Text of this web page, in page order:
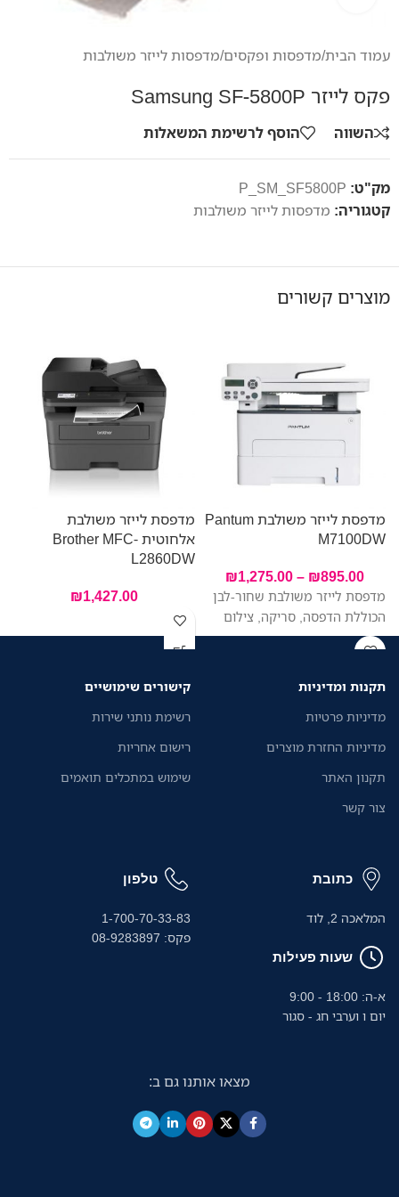
עמוד הבית/מדפסות ופקסים/מדפסות לייזר משולבות
פקס לייזר Samsung SF-5800P
השווה הוסף לרשימת המשאלות
מק"ט: P_SM_SF5800P
קטגוריה: מדפסות לייזר משולבות
מוצרים קשורים
מדפסת לייזר משולבת Pantum
M7100DW
₪895.00
–
₪1,275.00
מדפסת לייזר משולבת שחור-לבן
הכוללת הדפסה, סריקה, צילום
מדפסת לייזר משולבת
אלחוטית Brother MFC-
L2860DW
₪1,427.00
תקנות ומדיניות
מדיניות פרטיות
מדיניות החזרת מוצרים
תקנון האתר
צור קשר
קישורים שימושיים
רשימת נותני שירות
רישום אחריות
שימוש במתכלים תואמים
כתובת
המלאכה 2, לוד
שעות פעילות
א-ה: 18:00 - 9:00
יום ו וערבי חג - סגור
טלפון
1-700-70-33-83
פקס: 08-9283897
מצאו אותנו גם ב: